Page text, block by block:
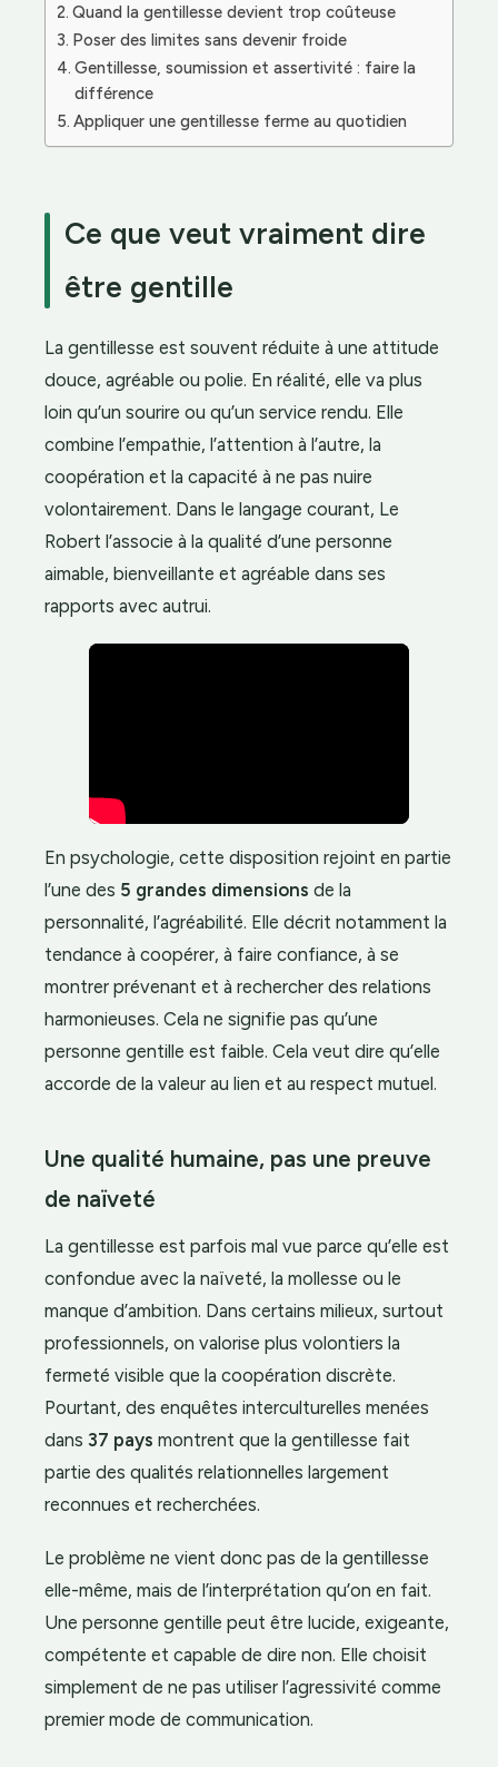
Quand la gentillesse devient trop coûteuse
Poser des limites sans devenir froide
Gentillesse, soumission et assertivité : faire la
différence
Appliquer une gentillesse ferme au quotidien
Ce que veut vraiment dire
être gentille
La gentillesse est souvent réduite à une attitude
douce, agréable ou polie. En réalité, elle va plus
loin qu’un sourire ou qu’un service rendu. Elle
combine l’empathie, l’attention à l’autre, la
coopération et la capacité à ne pas nuire
volontairement. Dans le langage courant, Le
Robert l’associe à la qualité d’une personne
aimable, bienveillante et agréable dans ses
rapports avec autrui.
En psychologie, cette disposition rejoint en partie
l’une des 5 grandes dimensions de la
personnalité, l’agréabilité. Elle décrit notamment la
tendance à coopérer, à faire confiance, à se
montrer prévenant et à rechercher des relations
harmonieuses. Cela ne signifie pas qu’une
personne gentille est faible. Cela veut dire qu’elle
accorde de la valeur au lien et au respect mutuel.
Une qualité humaine, pas une preuve
de naïveté
La gentillesse est parfois mal vue parce qu’elle est
confondue avec la naïveté, la mollesse ou le
manque d’ambition. Dans certains milieux, surtout
professionnels, on valorise plus volontiers la
fermeté visible que la coopération discrète.
Pourtant, des enquêtes interculturelles menées
dans 37 pays montrent que la gentillesse fait
partie des qualités relationnelles largement
reconnues et recherchées.
Le problème ne vient donc pas de la gentillesse
elle-même, mais de l’interprétation qu’on en fait.
Une personne gentille peut être lucide, exigeante,
compétente et capable de dire non. Elle choisit
simplement de ne pas utiliser l’agressivité comme
premier mode de communication.